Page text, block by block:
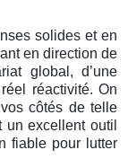
solides et en
en direction de
global, d’une
réactivité. On
côtés de telle
excellent outil
fiable pour lutter